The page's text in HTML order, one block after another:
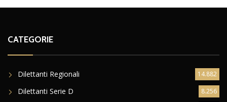
CATEGORIE
Dilettanti Regionali 14.882
Dilettanti Serie D 8.256